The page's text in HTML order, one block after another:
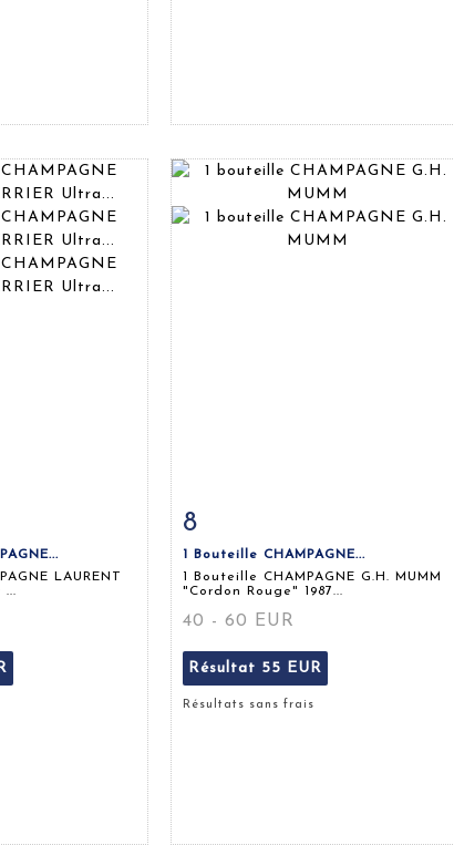
LAURENT
...
Fiche détaillée
8
1 Bouteille CHAMPAGNE...
1 Bouteille CHAMPAGNE G.H. MUMM
"Cordon Rouge" 1987...
40 - 60 EUR
Résultat 55 EUR
Résultats sans frais